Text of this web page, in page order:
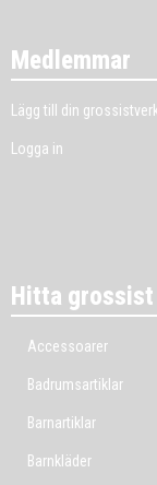
Medlemmar
Lägg till din
Logga in
Hitta grossist
Accessoarer
Badrumsartiklar
Barnartiklar
Barnkläder